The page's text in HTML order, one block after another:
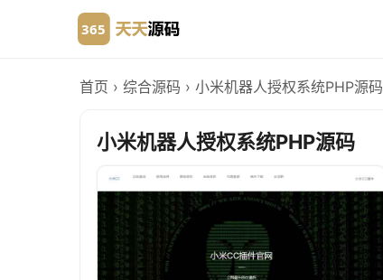
首页 › 综合源码 › 小米机器人授权系统PHP源码
小米机器人授权系统PHP源码